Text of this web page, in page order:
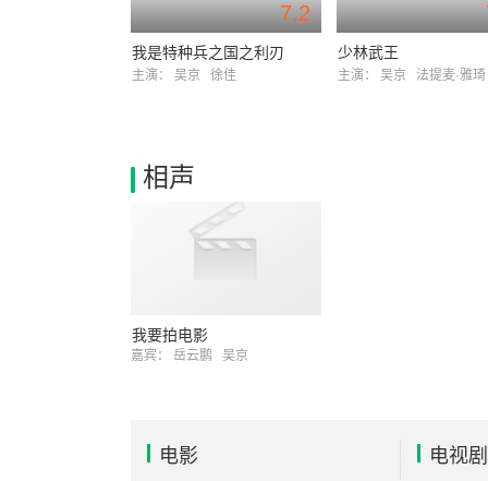
7.2
我是特种兵之国之利刃
主演： 吴京 徐佳
少林武王
主演： 吴京 法提麦·雅
相声
我要拍电影
嘉宾： 岳云鹏 吴京
电影 电视剧